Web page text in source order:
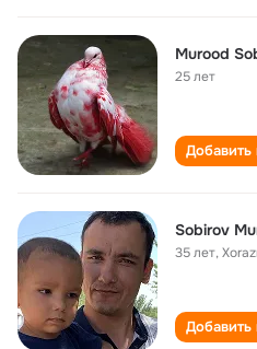
Murood
25 лет
Добавить
Sobirov
35 лет,
Добавить